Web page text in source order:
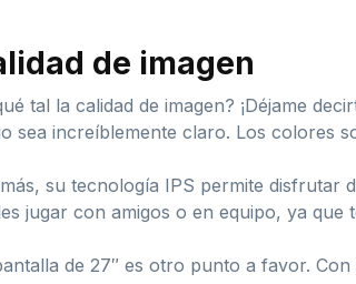
de imagen
tal la calidad de imagen? ¡Déjame
sea increíblemente claro. Los colores
su tecnología IPS permite disfrutar
jugar con amigos o en equipo, ya
de 27″ es otro punto a favor.